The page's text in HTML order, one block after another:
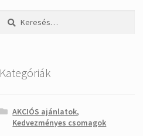
Keresés:
Kategóriák
AKCIÓS ajánlatok,
Kedvezményes csomagok